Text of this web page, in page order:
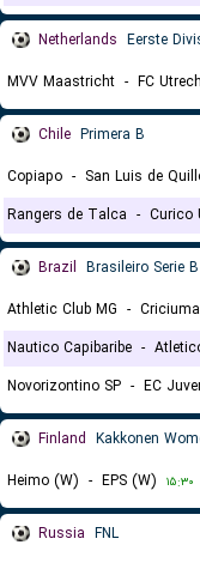
Netherlands Eerste
MVV Maastricht - FC
Chile Primera B
Copiapo - San Luis de
Rangers de Talca - Curico
Brazil Brasileiro Serie B
Athletic Club MG -
Nautico Capibaribe -
Novorizontino SP - EC
Finland Kakkonen
Heimo (W) - EPS (W) ۱۵:۳۰
Russia FNL